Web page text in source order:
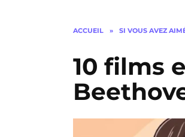
ACCUEIL » SI VOUS AVEZ
10 films